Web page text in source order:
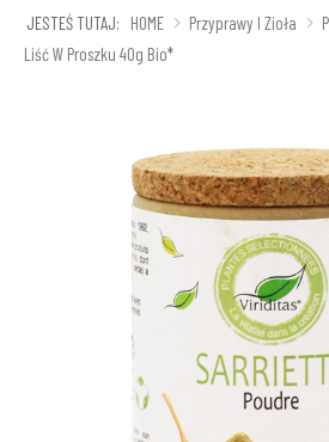
JESTEŚ TUTAJ: HOME Przyprawy I Zioła
Liść W Proszku 40g Bio*